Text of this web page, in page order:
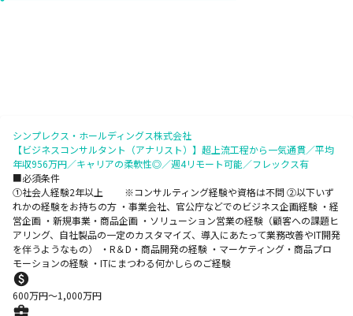
シンプレクス・ホールディングス株式会社
【ビジネスコンサルタント（アナリスト）】超上流工程から一気通貫／平均
年収956万円／キャリアの柔軟性◎／週4リモート可能／フレックス有
■必須条件
①社会人経験2年以上 ※コンサルティング経験や資格は不問 ②以下いず
れかの経験をお持ちの方 ・事業会社、官公庁などでのビジネス企画経験 ・経
営企画 ・新規事業・商品企画 ・ソリューション営業の経験（顧客への課題ヒ
アリング、自社製品の一定のカスタマイズ、導入にあたって業務改善やIT開発
を伴うようなもの） ・R＆D・商品開発の経験 ・マーケティング・商品プロ
モーションの経験 ・ITにまつわる何かしらのご経験
600万円〜1,000万円